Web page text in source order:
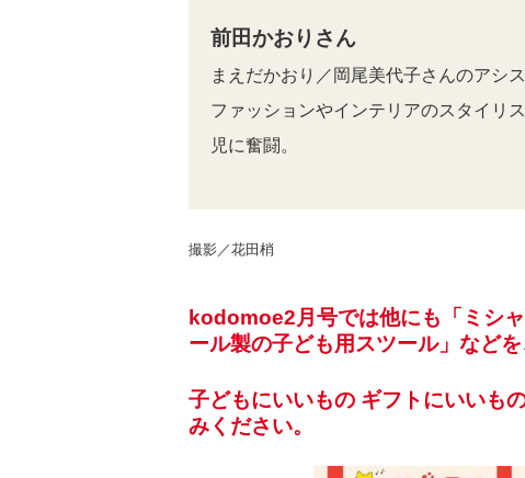
前田かおりさん
まえだかおり／岡尾美代子さんのアシ
ファッションやインテリアのスタイリ
児に奮闘。
撮影／花田梢
kodomoe2月号では他にも「ミシ
ール製の子ども用スツール」などを
子どもにいいもの ギフトにいいも
みください。